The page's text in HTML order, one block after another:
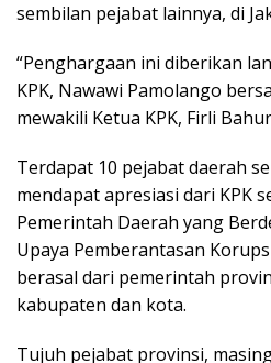
sembilan pejabat lainnya, di
“Penghargaan ini diberikan
KPK, Nawawi Pamolango
mewakili Ketua KPK, Firli
Terdapat 10 pejabat daerah
mendapat apresiasi dari KPK
Pemerintah Daerah yang
Upaya Pemberantasan
berasal dari pemerintah
kabupaten dan kota.
Tujuh pejabat provinsi,